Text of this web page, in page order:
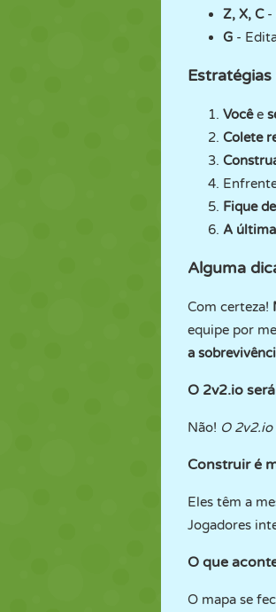
Z, X, C -
G -
Vocêe
Colete
Fique
A
Alguma
Com certeza!
equipe por
a
O 2v2.io
Não! O 2v2.io
Construir é
Eles têm a
Jogadores
O que
O mapa se